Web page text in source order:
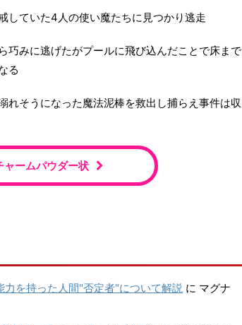
していた4人の使い魔たちに見つかり逃走
巧みに逃げたがプールに飛び込んだことで床まで
る
れそうになった魔法泥棒を救出し捕らえ事件は収
ームパウダー状
力を持った人間"否定者"について解説 に マグナ